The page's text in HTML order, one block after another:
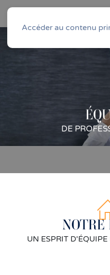
Accéder au contenu
DE
NOTRE
UN ESPRIT